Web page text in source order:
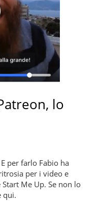
lo
per farlo Fabio ha
per i video e
Me Up. Se non lo
qui.